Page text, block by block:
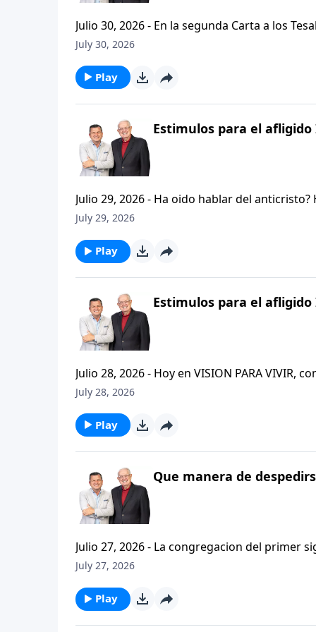
Julio 30, 2026 - En la segunda Carta a los
permanezcan firmes y aferrados a las
del mensaje que comenzamos hace un par
July 30, 2026
Play
Estimulos para el
Julio 29, 2026 - Ha oido hablar del
que se refiere la Biblia cuando usa la palabra
capitulo de 2 Tesalonicenses y escuchemos
AFLIGIDO.
July 29, 2026
Play
Estimulos para el afligido
Julio 28, 2026 - Hoy en VISION PARA
CRISTIANISMO FIRME: UN ESTUDIO DE 2
el pastor Carlos A. Zazueta titulo: "ESTIMULOS
July 28, 2026
Play
Que manera de
Julio 27, 2026 - La congregacion del primer
interpersonales cristianas y genuinas. Se afirmaban mutuamente. Daban cuentas de si mismos unos con
que significa desarrollar relaciones
July 27, 2026
Play